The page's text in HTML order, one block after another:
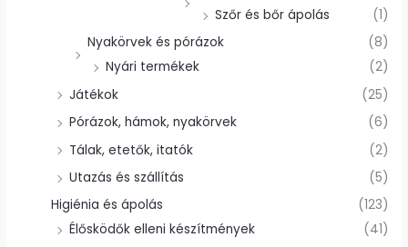
Szőr és bőr ápolás
(1)
Nyakörvek és pórázok
(8)
Nyári termékek
(2)
Játékok
(25)
Pórázok, hámok, nyakörvek
(6)
Tálak, etetők, itatók
(2)
Utazás és szállítás
(5)
Higiénia és ápolás
(123)
Élősködők elleni készítmények
(41)